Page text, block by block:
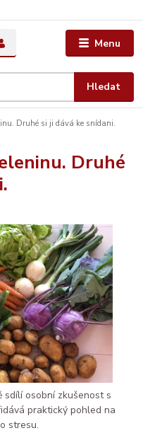
Menu
Hledat
Druhé si ji dává ke snídani.
Druhé
sdílí osobní zkušenost s
praktický pohled na
stresu.